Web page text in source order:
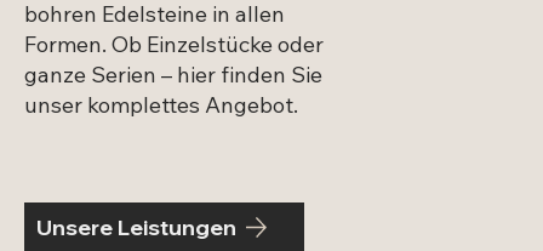
bohren Edelsteine in allen
Formen. Ob Einzelstücke oder
ganze Serien – hier finden Sie
unser komplettes Angebot.
Unsere Leistungen